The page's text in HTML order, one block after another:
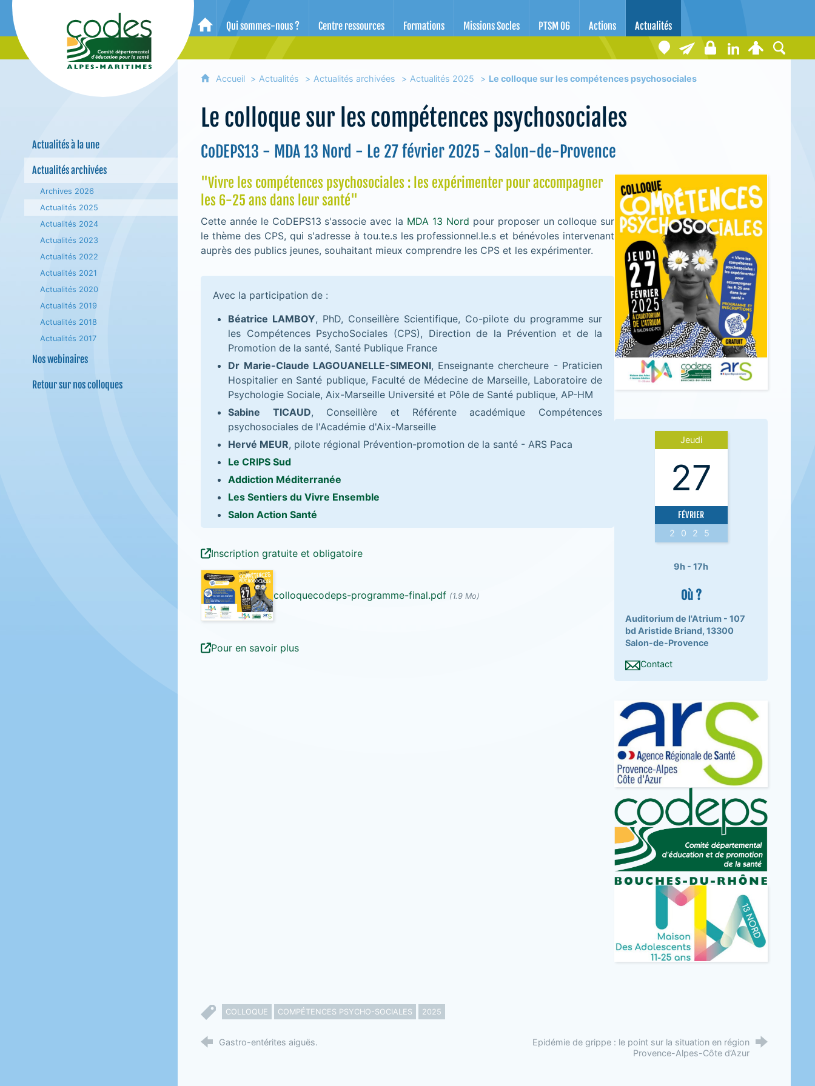
CoDES 06 - Comité départemental d'éducation pour la santé des Alpes-Maritimes
Accueil
Qui sommes-nous ? Centre ressources Formations Missions Socles PTSM 06 Actions Actualités
Actualités à la une
Actualités archivées
Archives 2026
Actualités 2025
Actualités 2024
Actualités 2023
Actualités 2022
Actualités 2021
Actualités 2020
Actualités 2019
Actualités 2018
Actualités 2017
Nos webinaires
Retour sur nos colloques
Accueil Actualités Actualités archivées Actualités 2025 Le colloque sur les compétences psychosociales
Le colloque sur les compétences psychosociales
CoDEPS13 - MDA 13 Nord - Le 27 février 2025 - Salon-de-Provence
"Vivre les compétences psychosociales : les expérimenter pour accompagner
les 6-25 ans dans leur santé"
Cette année le CoDEPS13 s'associe avec la MDA 13 Nord pour proposer un colloque sur
le thème des CPS, qui s'adresse à tou.te.s les professionnel.le.s et bénévoles intervenant
auprès des publics jeunes, souhaitant mieux comprendre les CPS et les expérimenter.
Avec la participation de :
Béatrice LAMBOY, PhD, Conseillère Scientifique, Co-pilote du programme sur
les Compétences PsychoSociales (CPS), Direction de la Prévention et de la
Promotion de la santé, Santé Publique France
Dr Marie-Claude LAGOUANELLE-SIMEONI, Enseignante chercheure - Praticien
Hospitalier en Santé publique, Faculté de Médecine de Marseille, Laboratoire de
Psychologie Sociale, Aix-Marseille Université et Pôle de Santé publique, AP-HM
Sabine TICAUD, Conseillère et Référente académique Compétences
psychosociales de l'Académie d'Aix-Marseille
Hervé MEUR, pilote régional Prévention-promotion de la santé - ARS Paca
Le CRIPS Sud
Addiction Méditerranée
Les Sentiers du Vivre Ensemble
Salon Action Santé
Inscription gratuite et obligatoire
colloquecodeps-programme-final.pdf (1.9 Mo)
Pour en savoir plus
Jeudi
27
FÉVRIER
2025
9h - 17h
Où ?
Auditorium de l'Atrium - 107
bd Aristide Briand, 13300
Salon-de-Provence
Contact
COLLOQUE COMPÉTENCES PSYCHO-SOCIALES 2025
Gastro-entérites aiguës.
Epidémie de grippe : le point sur la situation en région
Provence-Alpes-Côte d’Azur